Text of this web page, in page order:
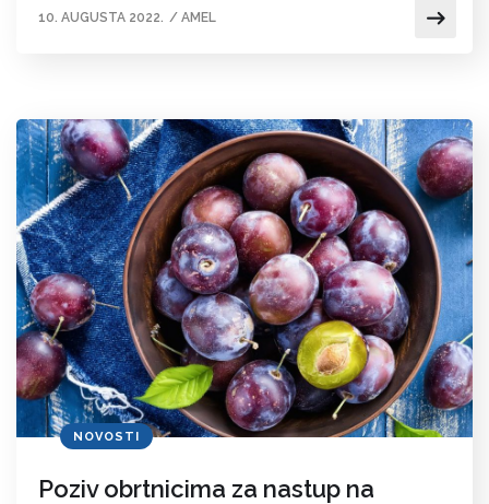
10. AUGUSTA 2022. / AMEL
NOVOSTI
Poziv obrtnicima za nastup na